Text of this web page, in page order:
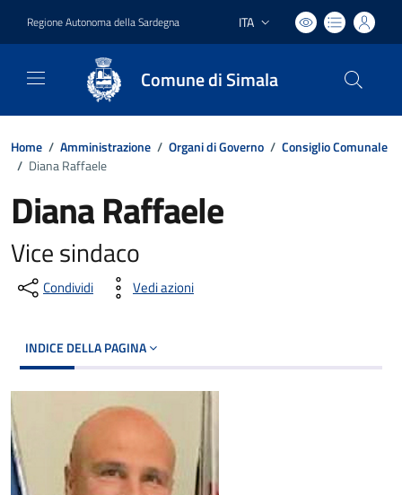
Regione Autonoma della Sardegna Lingua attiva:
ITA
Comune di Simala
Home / Amministrazione / Organi di Governo / Consiglio Comunale
/ Diana Raffaele
Diana Raffaele
Vice sindaco
Condividi Vedi azioni
INDICE DELLA PAGINA